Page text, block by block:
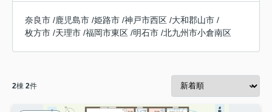
奈良市 /鹿児島市 /姫路市 /神戸市西区 /大和郡山市 /
枚方市 /天理市 /福岡市東区 /明石市 /北九州市小倉南区
2棟 2件